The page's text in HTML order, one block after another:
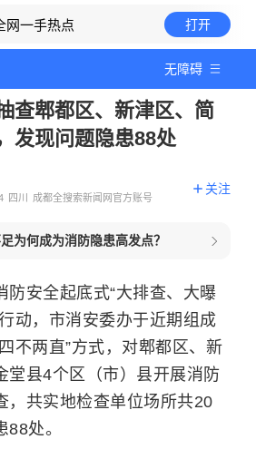
网一手热点 打开
无障碍
查郫都区、新津区、简
发现问题隐患88处
四川 成都全搜索新闻网官方账号
关注
为何成为消防隐患高发点？
防安全起底式“大排查、大曝
动，市消安委办于近期组成
不两直”方式，对郫都区、 新
堂县4个区（市）县开展消防
，共实地检查单位场所共20
处。